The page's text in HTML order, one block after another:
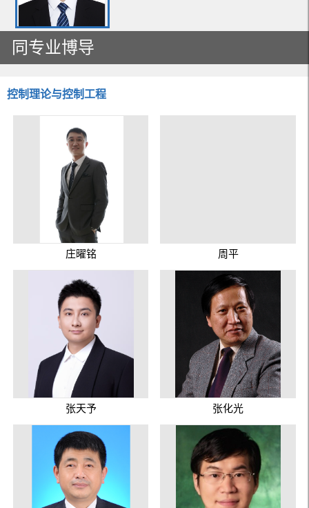
同专业博导
控制理论与控制工程
庄曜铭 周平
张天予 张化光